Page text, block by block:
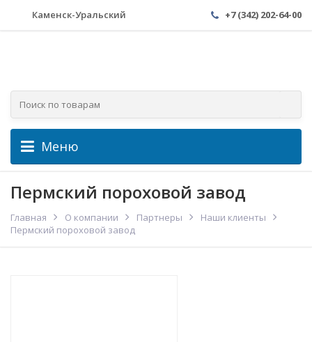
Каменск-Уральский +7 (342) 202-64-00
Меню
Пермский пороховой завод
Главная О компании Партнеры
Наши клиенты
Пермский пороховой завод